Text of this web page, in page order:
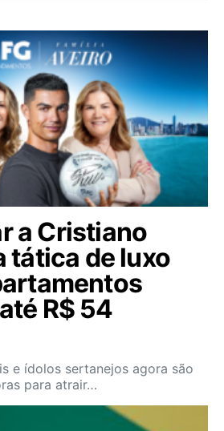
a Cristiano
tática de luxo
R$ 54
e ídolos sertanejos agora são
para atrair…